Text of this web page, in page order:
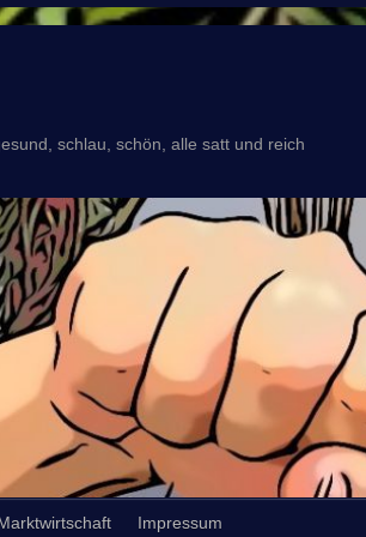
schlau, schön, alle satt und reich
Impressum